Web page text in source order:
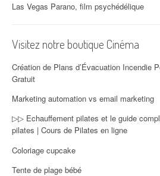
Las Vegas Parano, film psychédélique
Visitez notre boutique Cinéma
Création de Plans d’Évacuation Incendie
Gratuit
Marketing automation vs email marketing
▷▷ Echauffement pilates et le guide
pilates | Cours de Pilates en ligne
Coloriage cupcake
Tente de plage bébé